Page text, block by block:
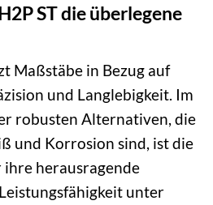
ST die überlegene
Maßstäbe in Bezug auf
und Langlebigkeit. Im
robusten Alternativen, die
und Korrosion sind, ist die
ihre herausragende
unter